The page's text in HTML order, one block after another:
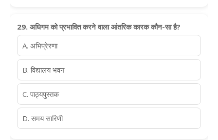
29. अधिगम को प्रभावित करने वाला आंतरिक कारक कौन-सा है?
A. अभिप्रेरणा
B. विद्यालय भवन
C. पाठ्यपुस्तक
D. समय सारिणी